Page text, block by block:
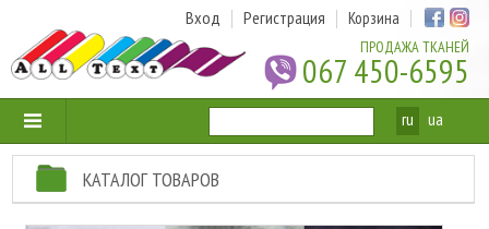
ПРОДАЖА ТКАНЕЙ
067 450-6595
Вход Регистрация Корзина
ru ua
КАТАЛОГ ТОВАРОВ